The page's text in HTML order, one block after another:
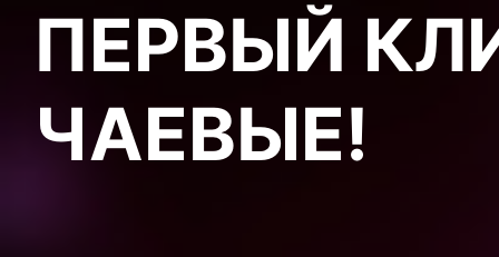
ПЕРВЫЙ
ЧАЕВЫЕ!